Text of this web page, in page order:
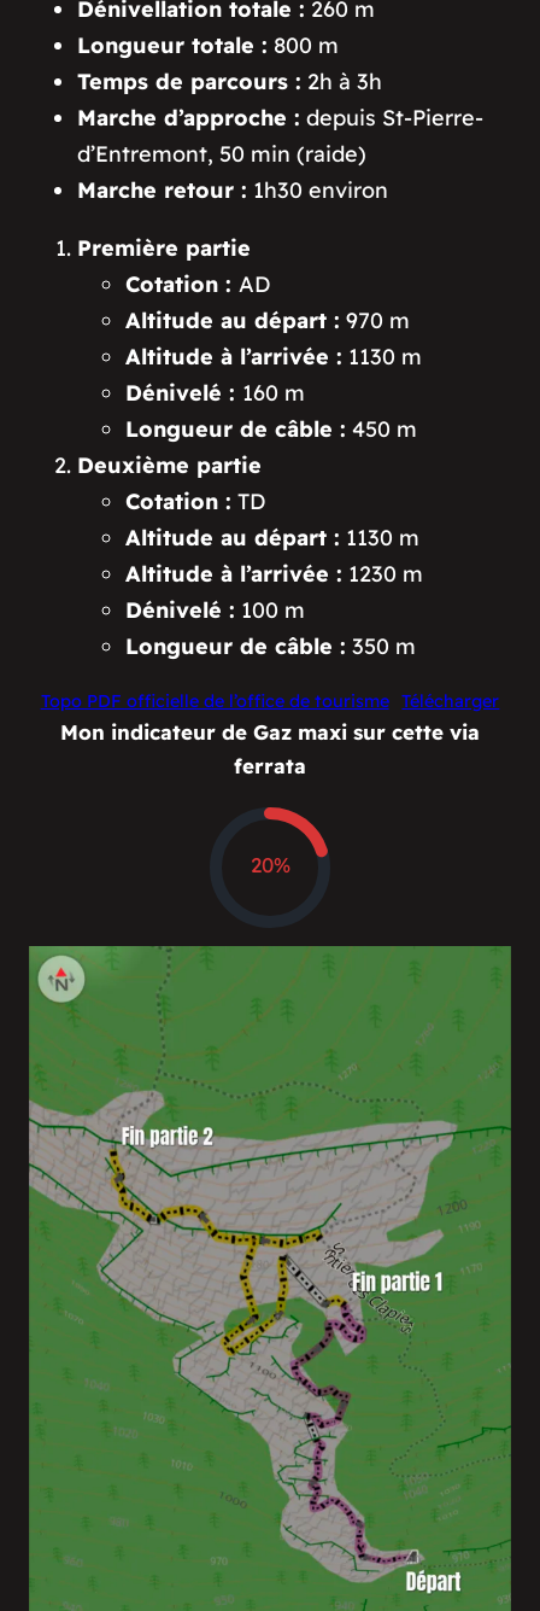
Dénivellation totale : 260 m
Longueur totale : 800 m
Temps de parcours : 2h à 3h
Marche d’approche : depuis St-Pierre-
d’Entremont, 50 min (raide)
Marche retour : 1h30 environ
Première partie
Cotation : AD
Altitude au départ : 970 m
Altitude à l’arrivée : 1130 m
Dénivelé : 160 m
Longueur de câble : 450 m
Deuxième partie
Cotation : TD
Altitude au départ : 1130 m
Altitude à l’arrivée : 1230 m
Dénivelé : 100 m
Longueur de câble : 350 m
Topo PDF officielle de l’office de tourisme Télécharger
Mon indicateur de Gaz maxi sur cette via
ferrata
62%